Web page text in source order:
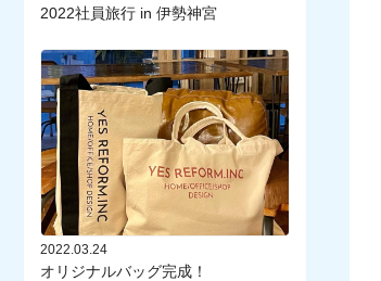
2022社員旅行 in 伊勢神宮
2022.03.24
オリジナルバッグ完成！